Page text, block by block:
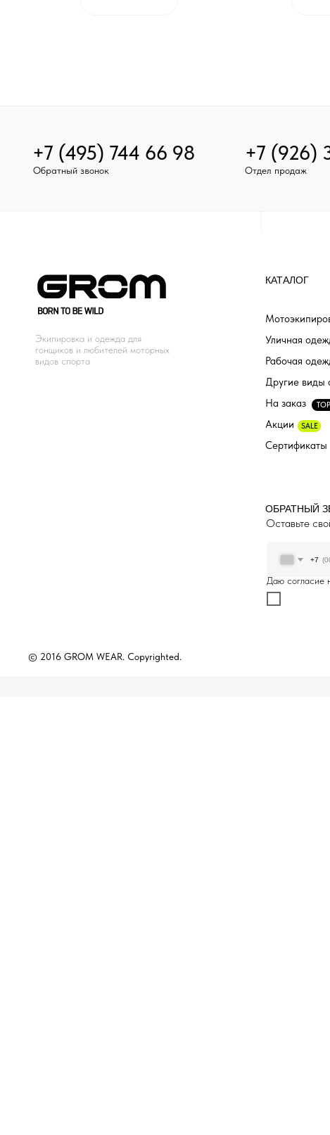
+7 (495) 744 66 98 +7 (926)
Отдел продаж
Обратный звонок
КАТАЛОГ
Уличная
Рабочая
На заказ TOP
Акции SALE
© 2016 GROM WEAR. Copyrighted.
Экипировка и одежда для
гонщиков и любителей моторных
видов спорта
ОБРАТНЫЙ
Оставьте
+7
Даю согласие
Сертификаты
Другие виды